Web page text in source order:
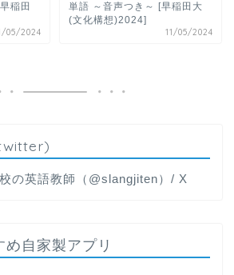
稲田
05/2024
単語 ～音声つき～ [早稲田大
(文化構想)2024]
11/05/2024
の英語教師（@slangjiten）/ X
自家製アプリ